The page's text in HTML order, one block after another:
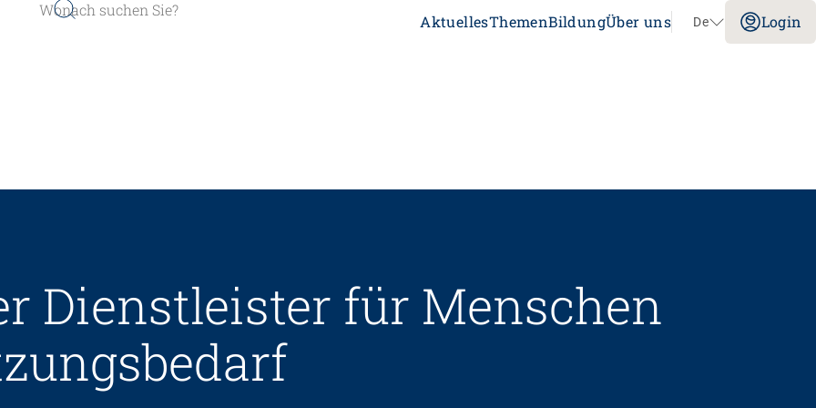
Navigation überspringen
AktuellesThemenBildungÜber uns De Login
finden
Führung und Management
Kindheits- und Sozialpädagogik
Pflege und Betreuung
Gastronomie und Hauswirtschaft
Dienstleister für Menschen